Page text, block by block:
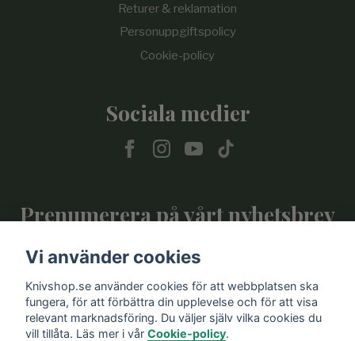
Returer & reklamation
Personuppgiftspolicy
Cookie-policy
Sociala medier
Prenumerera på vårt nyhetsbrev
Vi använder cookies
Knivshop.se använder cookies för att webbplatsen ska
fungera, för att förbättra din upplevelse och för att visa
relevant marknadsföring. Du väljer själv vilka cookies du
vill tillåta. Läs mer i vår Cookie-policy.